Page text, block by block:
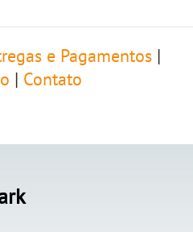
e Pagamentos
Contato